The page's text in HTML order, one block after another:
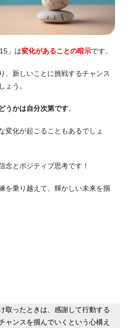
」は変化があることの暗示です。
、新しいことに挑戦するチャンス
ょう。
うかは自分次第です。
変化が起こることもあるでしょ
念とポジティブ思考です！
を乗り越えて、輝かしい未来を掴
取ったときは、感謝して行動する
ャンスを掴んでいくという心構え